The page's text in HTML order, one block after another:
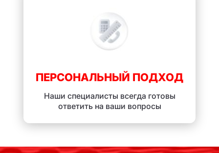
ПЕРСОНАЛЬНЫЙ ПОДХОД
Наши специалисты всегда готовы
ответить на ваши вопросы